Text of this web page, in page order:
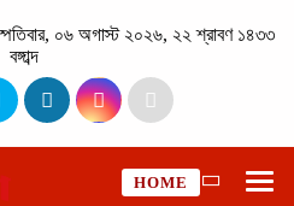
০৬ অগাস্ট ২০২৬, ২২ শ্রাবণ ১৪৩৩
বঙ্গাব্দ
HOME